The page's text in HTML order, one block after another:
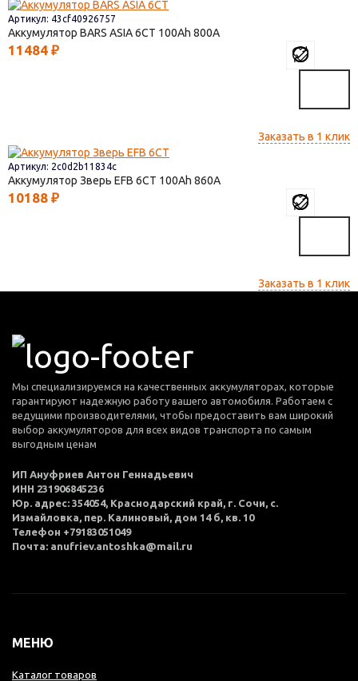
Артикул: 43cf40926757
Аккумулятор BARS ASIA 6CT 100 800
11484 ₽
Заказать в 1 клик
Артикул: 2c0d2b11834c
Аккумулятор Зверь EFB 6СТ 100 860
10188 ₽
Заказать в 1 клик
Мы специализируемся на качественных аккумуляторах, которые
гарантируют надежную работу вашего автомобиля. Работаем с
ведущими производителями, чтобы предоставить вам широкий
выбор аккумуляторов для всех видов транспорта по самым
выгодным ценам
ИП Ануфриев Антон Геннадьевич
ИНН 231906845236
Юр. адрес: 354054, Краснодарский край, г. Сочи, с.
Измайловка, пер. Калиновый, дом 14 б, кв. 10
Телефон +79183051049
Почта: anufriev.antoshka@mail.ru
МЕНЮ
Каталог товаров